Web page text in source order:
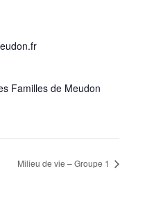
Familles de Meudon
Milieu de vie – Groupe 1